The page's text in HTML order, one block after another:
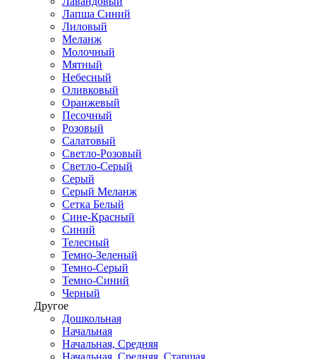
Лапша Синий
Лиловый
Меланж
Молочный
Мятный
Небесный
Оливковый
Оранжевый
Песочный
Розовый
Салатовый
Светло-Розовый
Светло-Серый
Серый
Серый Меланж
Сетка Белый
Сине-Красный
Синий
Телесный
Темно-Зеленый
Темно-Серый
Темно-Синий
Черный
Другое
Дошкольная
Начальная
Начальная, Средняя
Начальная, Средняя, Старшая